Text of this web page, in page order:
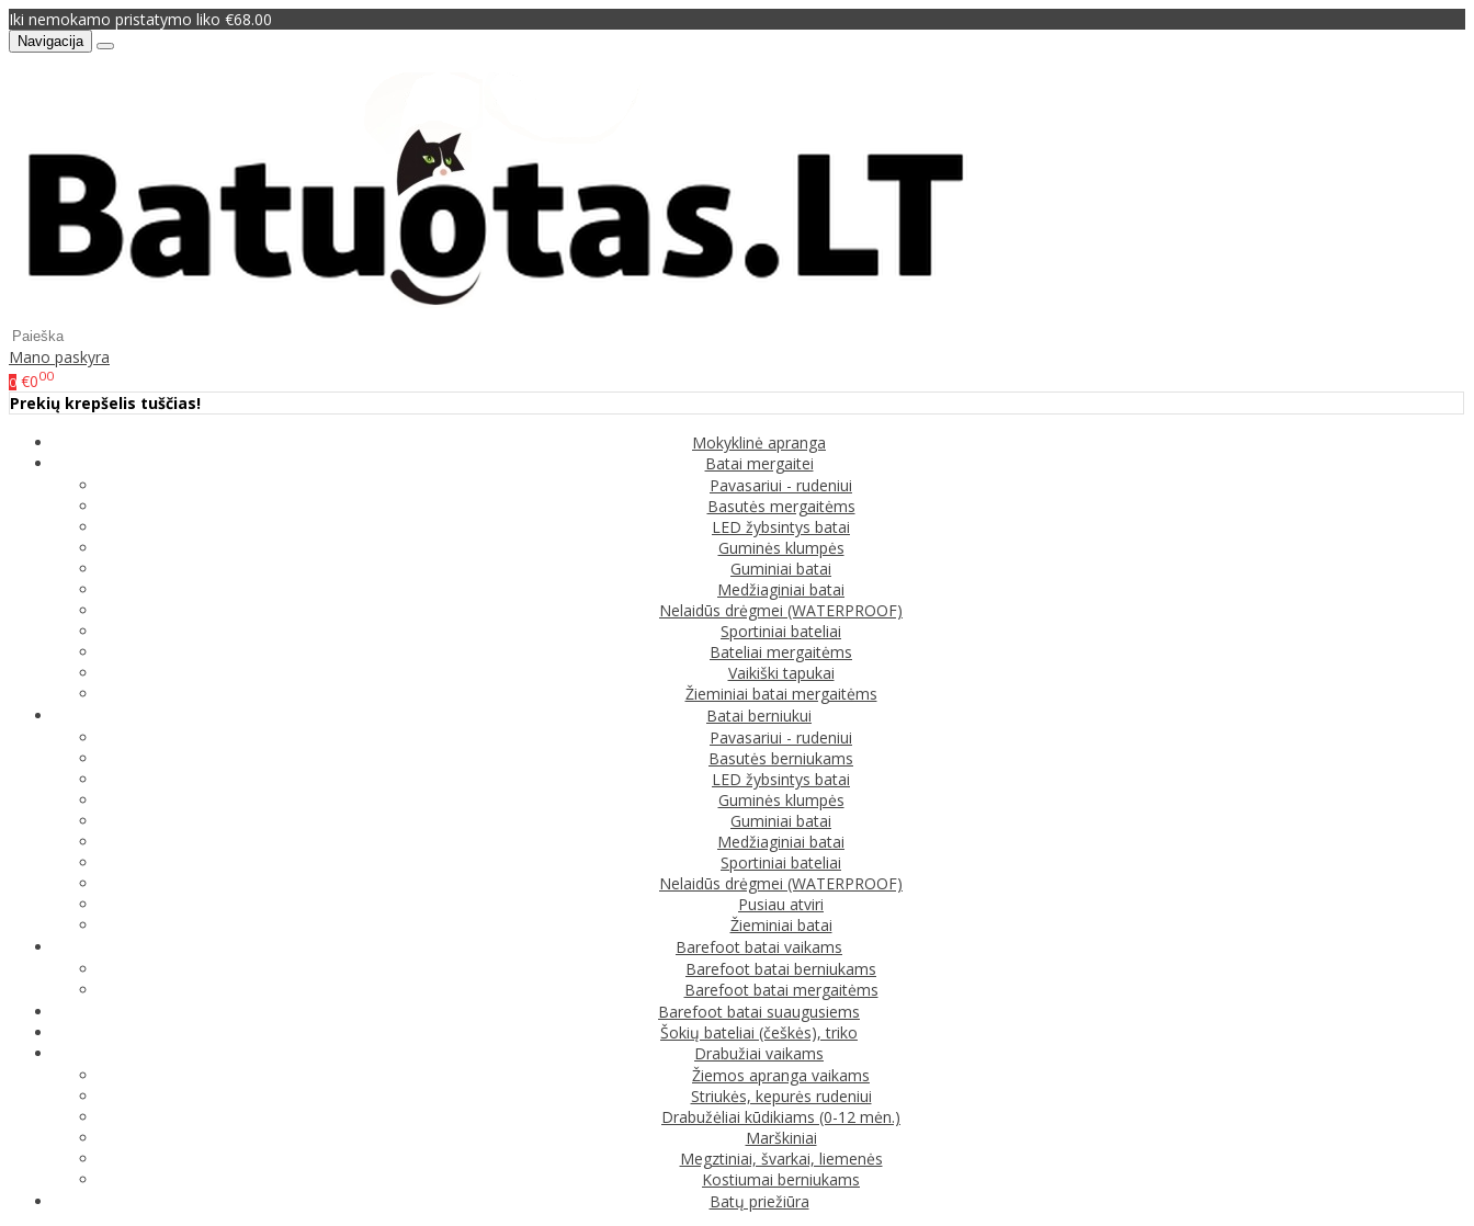
Iki nemokamo pristatymo liko €68.00
Navigacija
Mano paskyra
0 €000
Prekių krepšelis tuščias!
Mokyklinė apranga
Batai mergaitei
Pavasariui - rudeniui
Basutės mergaitėms
LED žybsintys batai
Guminės klumpės
Guminiai batai
Medžiaginiai batai
Nelaidūs drėgmei (WATERPROOF)
Sportiniai bateliai
Bateliai mergaitėms
Vaikiški tapukai
Žieminiai batai mergaitėms
Batai berniukui
Pavasariui - rudeniui
Basutės berniukams
LED žybsintys batai
Guminės klumpės
Guminiai batai
Medžiaginiai batai
Sportiniai bateliai
Nelaidūs drėgmei (WATERPROOF)
Pusiau atviri
Žieminiai batai
Barefoot batai vaikams
Barefoot batai berniukams
Barefoot batai mergaitėms
Barefoot batai suaugusiems
Šokių bateliai (češkės), triko
Drabužiai vaikams
Žiemos apranga vaikams
Striukės, kepurės rudeniui
Drabužėliai kūdikiams (0-12 mėn.)
Marškiniai
Megztiniai, švarkai, liemenės
Kostiumai berniukams
Batų priežiūra